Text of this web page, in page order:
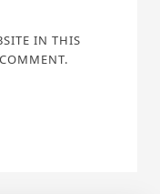
IN THIS